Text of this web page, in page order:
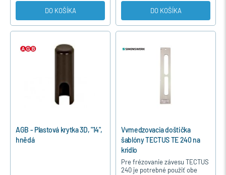
DO KOŠÍKA DO KOŠÍKA
AGB - Plastová krytka 3D, "14",
hnědá
Vvmedzovacia doštička
šablóny TECTUS TE 240 na
krídlo
Pre frézovanie závesu TECTUS
240 je potrebné použiť obe